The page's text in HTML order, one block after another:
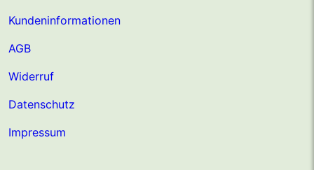
Kundeninformationen
AGB
Widerruf
Datenschutz
Impressum